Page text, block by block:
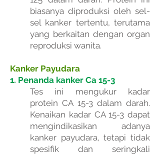
biasanya diproduksi oleh sel-
sel kanker tertentu, terutama
yang berkaitan dengan organ
reproduksi wanita.
Kanker Payudara
1. Penanda kanker Ca 15-3
Tes ini mengukur kadar
protein CA 15-3 dalam darah.
Kenaikan kadar CA 15-3 dapat
mengindikasikan adanya
kanker payudara, tetapi tidak
spesifik dan seringkali